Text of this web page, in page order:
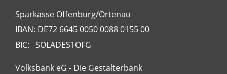
Sparkasse Offenburg/Ortenau
IBAN: DE72 6645 0050 0088 0155 00
BIC: SOLADES1OFG
Volksbank eG - Die Gestalterbank